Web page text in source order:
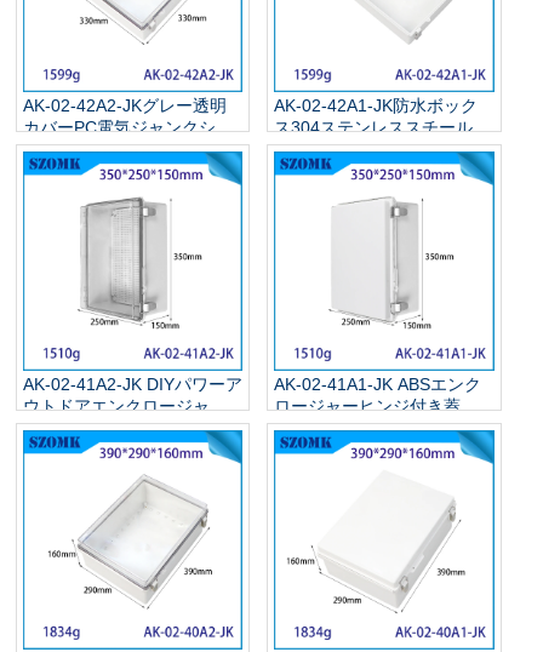
AK-02-42A2-JKグレー透明
カバーPC電気ジャンクショ
ンボックスIP67防水ABSプ
ラスチックパワー屋外エン
330x330x130mm
AK-02-42A1-JK防水ボック
ス304ステンレススチールラ
ッチ屋外電源用電源用電気
箱330x330x130mm
AK-02-41A2-JK DIYパワーア
ウトドアエンクロージャー
ヒンジグレーIP67グリッド
取り付けプレート付きの防
水屋外電気ジャンクション
AK-02-41A1-JK ABSエンク
ロージャーヒンジ付き蓋灰
色のエンクロージャーヒン
ジ付きカバーキーロックラ